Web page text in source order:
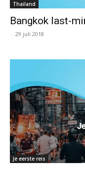
Thailand
Bangkok last-
- 29 juli 2018
Je eerste reis